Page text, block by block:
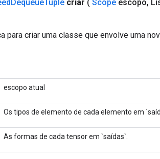
DequeueTuple criar ( Scope escopo,
para criar uma classe que envolve uma
escopo atual
Os tipos de elemento de cada elemento em
As formas de cada tensor em `saídas`.